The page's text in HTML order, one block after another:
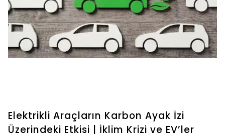
Elektrikli Araçların Karbon Ayak İzi
Üzerindeki Etkisi | İklim Krizi ve EV’ler